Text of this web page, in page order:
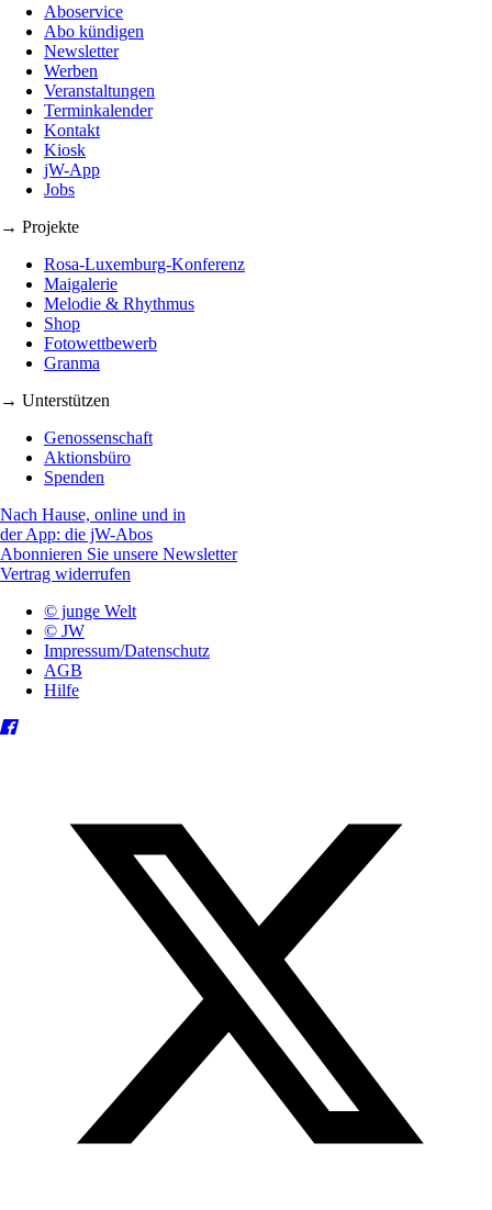
Aboservice
Abo kündigen
Newsletter
Werben
Veranstaltungen
Terminkalender
Kontakt
Kiosk
jW-App
Jobs
→ Projekte
Rosa-Luxemburg-Konferenz
Maigalerie
Melodie & Rhythmus
Shop
Fotowettbewerb
Granma
→ Unterstützen
Genossenschaft
Aktionsbüro
Spenden
Nach Hause, online und in
der App: die jW-Abos
Abonnieren Sie unsere Newsletter
Vertrag widerrufen
© junge Welt
© JW
Impressum/Datenschutz
AGB
Hilfe